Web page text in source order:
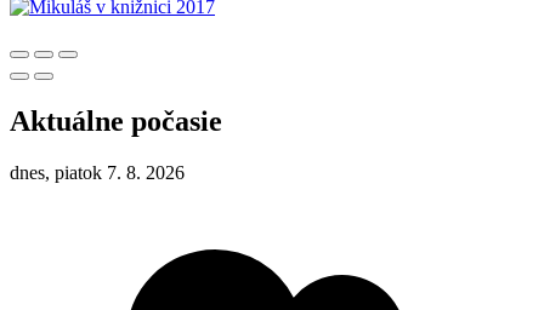
Aktuálne počasie
dnes, piatok 7. 8. 2026